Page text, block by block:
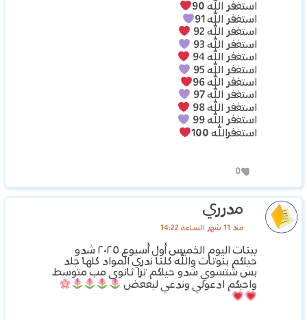
استغفر الله 90
استغفر الله 91
استغفر الله 92
استغفر الله 93
استغفر الله 94
استغفر الله 95
استغفر الله 96
استغفر الله 97
استغفر الله 98
استغفر الله 99
استغفرالله 100
0
مدرري
منذ 11 شهر الساعة 14:22
يبنات اليوم الخميس أول أسبوع ٢٠٢٥ شدو
حيلكم بنوتات والله كلنا ندري المواد كلها جلد
بس شتسوي شدو حيلكم ترا ثانوي مب متوسط
واحبكم ادعولي وندعي لبععض